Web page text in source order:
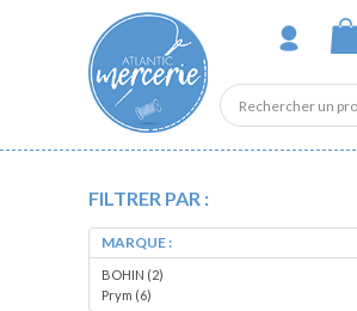
FILTRER PAR :
MARQUE :
BOHIN (2)
Prym (6)